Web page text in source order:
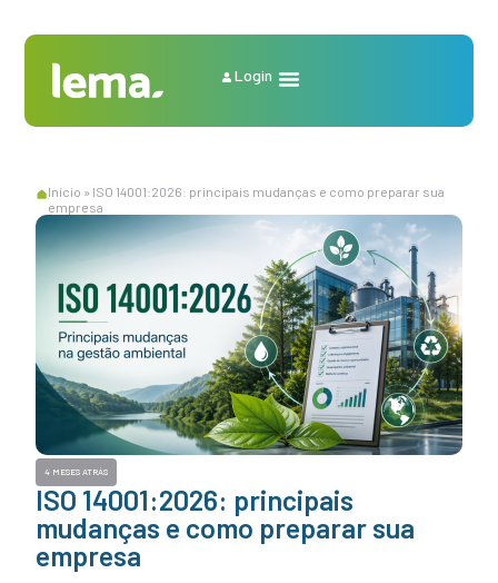
Login
Início » ISO 14001:2026: principais mudanças e como preparar sua
empresa
4 MESES ATRÁS
ISO 14001:2026: principais
mudanças e como preparar sua
empresa